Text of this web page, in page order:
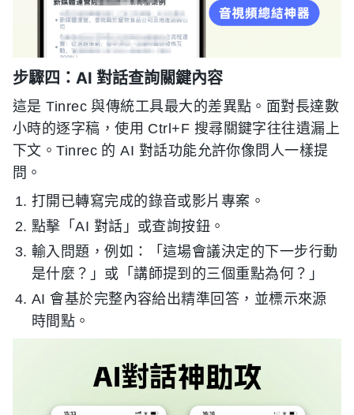
步驟四：AI 對話查詢關鍵內容
這是 Tinrec 與傳統工具最大的差異點。面對長達數
小時的逐字稿，使用 Ctrl+F 搜尋關鍵字往往遺漏上
下文。Tinrec 的 AI 對話功能允許你像問人一樣提
問。
打開已轉寫完成的錄音或影片專案。
點擊「AI 對話」或查詢按鈕。
輸入問題，例如：「這場會議決定的下一步行動
是什麼？」或「講師提到的三個重點為何？」
AI 會基於完整內容給出精準回答，並標示來源
時間點。